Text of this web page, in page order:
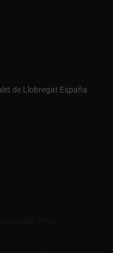
de Llobregat España